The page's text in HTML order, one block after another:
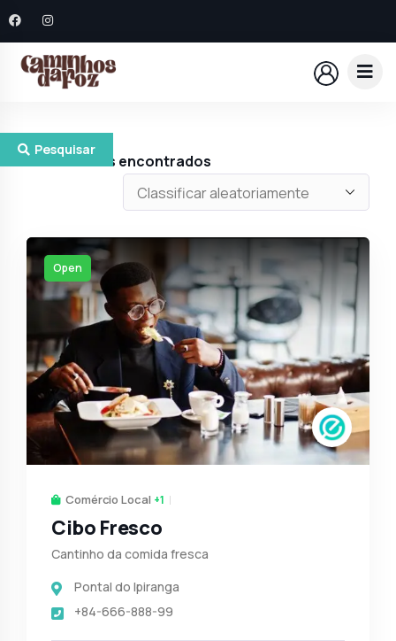
Pesquisar
1 Resultados encontrados
Open
Comércio Local +1
Cibo Fresco
Cantinho da comida fresca
Pontal do Ipiranga
+84-666-888-99